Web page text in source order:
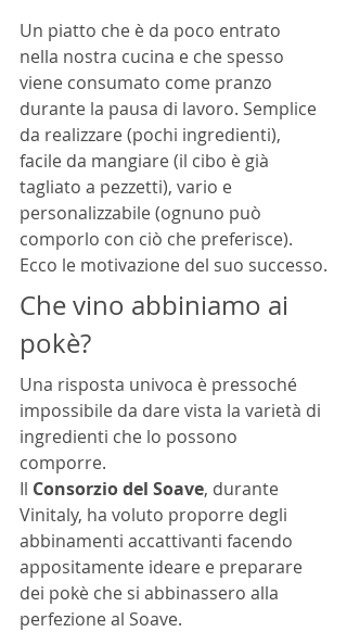
Un piatto che è da poco entrato
nella nostra cucina e che spesso
viene consumato come pranzo
durante la pausa di lavoro. Semplice
da realizzare (pochi ingredienti),
facile da mangiare (il cibo è già
tagliato a pezzetti), vario e
personalizzabile (ognuno può
comporlo con ciò che preferisce).
Ecco le motivazione del suo successo.
Che vino abbiniamo ai
pokè?
Una risposta univoca è pressoché
impossibile da dare vista la varietà di
ingredienti che lo possono
comporre.
Il Consorzio del Soave, durante
Vinitaly, ha voluto proporre degli
abbinamenti accattivanti facendo
appositamente ideare e preparare
dei pokè che si abbinassero alla
perfezione al Soave.